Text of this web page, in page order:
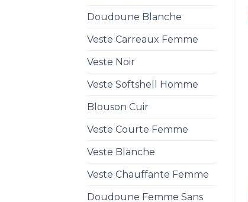
Doudoune Blanche
Veste Carreaux Femme
Veste Noir
Veste Softshell Homme
Blouson Cuir
Veste Courte Femme
Veste Blanche
Veste Chauffante Femme
Doudoune Femme Sans